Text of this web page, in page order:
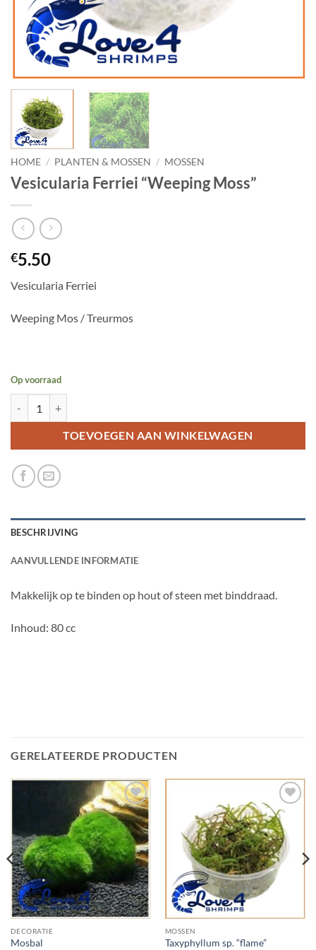
HOME / PLANTEN & MOSSEN / MOSSEN
Vesicularia Ferriei “Weeping Moss”
€5.50
Vesicularia Ferriei
Weeping Mos / Treurmos
Op voorraad
TOEVOEGEN AAN WINKELWAGEN
BESCHRIJVING
AANVULLENDE INFORMATIE
Makkelijk op te binden op hout of steen met binddraad.
Inhoud: 80 cc
GERELATEERDE PRODUCTEN
Add to
Wishlist
DECORATIE
Mosbal
Add to
Wishlist
MOSSEN
Taxyphyllum sp. “flame”